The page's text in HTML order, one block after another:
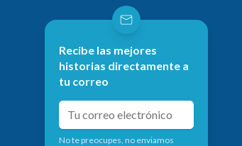
Recibe las mejores
historias directamente a
tu correo
No te preocupes, no enviamos